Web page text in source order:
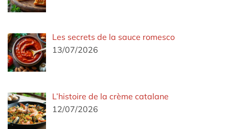
Les secrets de la sauce romesco
13/07/2026
L’histoire de la crème catalane
12/07/2026